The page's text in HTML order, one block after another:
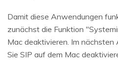
Damit diese Anwendungen
zunächst die Funktion
Mac deaktivieren. Im
Sie SIP auf dem Mac